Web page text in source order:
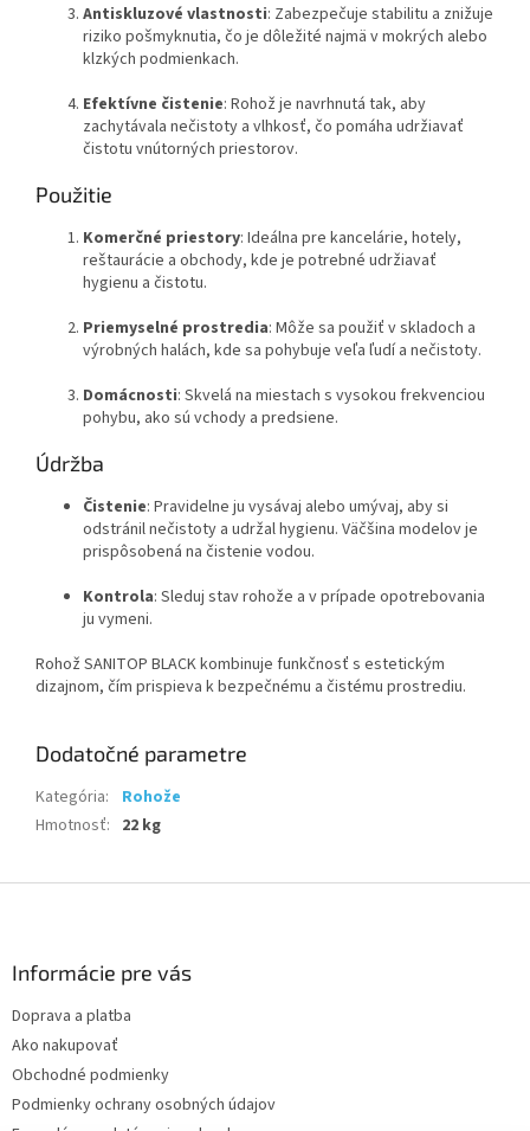
Antiskluzové vlastnosti: Zabezpečuje stabilitu a znižuje
riziko pošmyknutia, čo je dôležité najmä v mokrých alebo
klzkých podmienkach.
Efektívne čistenie: Rohož je navrhnutá tak, aby
zachytávala nečistoty a vlhkosť, čo pomáha udržiavať
čistotu vnútorných priestorov.
Použitie
Komerčné priestory: Ideálna pre kancelárie, hotely,
reštaurácie a obchody, kde je potrebné udržiavať
hygienu a čistotu.
Priemyselné prostredia: Môže sa použiť v skladoch a
výrobných halách, kde sa pohybuje veľa ľudí a nečistoty.
Domácnosti: Skvelá na miestach s vysokou frekvenciou
pohybu, ako sú vchody a predsiene.
Údržba
Čistenie: Pravidelne ju vysávaj alebo umývaj, aby si
odstránil nečistoty a udržal hygienu. Väčšina modelov je
prispôsobená na čistenie vodou.
Kontrola: Sleduj stav rohože a v prípade opotrebovania
ju vymeni.
Rohož SANITOP BLACK kombinuje funkčnosť s estetickým
dizajnom, čím prispieva k bezpečnému a čistému prostrediu.
Dodatočné parametre
Kategória:
Rohože
Hmotnosť: 22 kg
Informácie pre vás
Doprava a platba
Ako nakupovať
Obchodné podmienky
Podmienky ochrany osobných údajov